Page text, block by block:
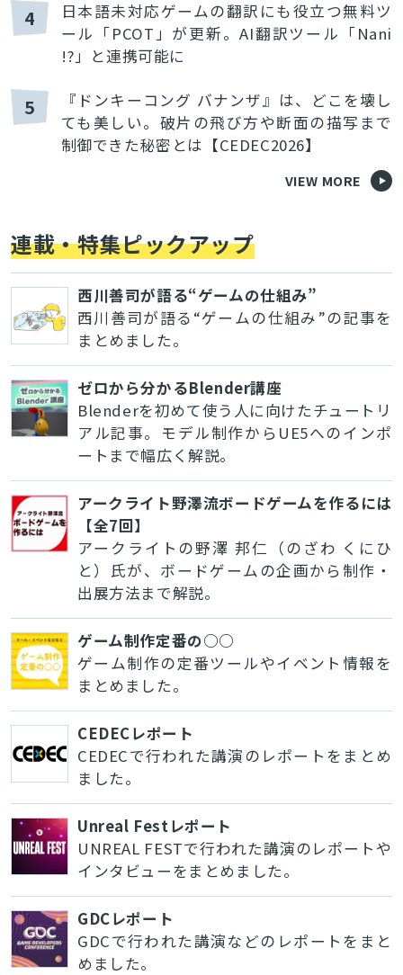
4
日本語未対応ゲームの翻訳にも役立つ無料ツ
ール「PCOT」が更新。AI翻訳ツール「Nani
!?」と連携可能に
5
『ドンキーコング バナンザ』は、どこを壊し
ても美しい。破片の飛び方や断面の描写まで
制御できた秘密とは【CEDEC2026】
VIEW MORE
連載・特集ピックアップ
西川善司が語る“ゲームの仕組み”
西川善司が語る“ゲームの仕組み”の記事を
まとめました。
ゼロから分かるBlender講座
Blenderを初めて使う人に向けたチュートリ
アル記事。モデル制作からUE5へのインポ
ートまで幅広く解説。
アークライト野澤流ボードゲームを作るには
【全7回】
アークライトの野澤 邦仁（のざわ くにひ
と）氏が、ボードゲームの企画から制作・
出展方法まで解説。
ゲーム制作定番の○○
ゲーム制作の定番ツールやイベント情報を
まとめました。
CEDECレポート
CEDECで行われた講演のレポートをまとめ
ました。
Unreal Festレポート
UNREAL FESTで行われた講演のレポートや
インタビューをまとめました。
GDCレポート
GDCで行われた講演などのレポートをまと
めました。